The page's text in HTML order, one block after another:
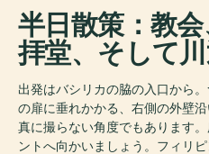
半日散策：教
拝堂、そして
出発はバシリカの脇の入口から
の扉に垂れかかる、右側の外壁
真に撮らない角度でもあります
ントへ向かいましょう。フィリ